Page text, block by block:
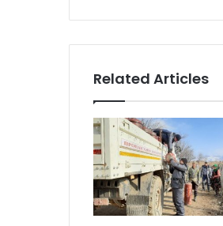
Related Articles